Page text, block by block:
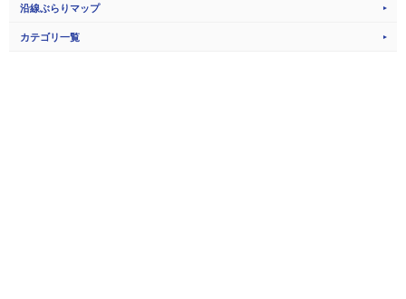
沿線ぶらりマップ
カテゴリ一覧